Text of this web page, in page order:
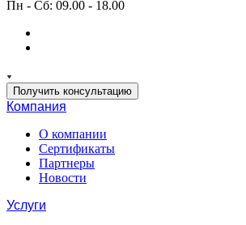
Пн - Сб: 09.00 - 18.00
Получить консультацию
Компания
О компании
Сертификаты
Партнеры
Новости
Услуги